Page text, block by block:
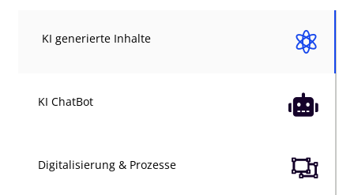

KI generierte Inhalte

KI ChatBot

Digitalisierung & Prozesse